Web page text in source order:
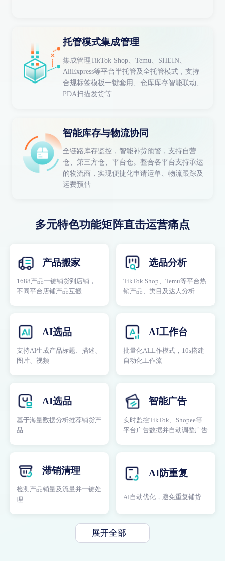
托管模式集成管理
集成管理TikTok Shop、Temu、SHEIN、
AliExpress等平台半托管及全托管模式，支持
合规标签模板一键套用、仓库库存智能联动、
PDA扫描发货等
智能库存与物流协同
全链路库存监控，智能补货预警，支持自营
仓、第三方仓、平台仓。整合各平台支持承运
的物流商，实现便捷化申请运单、物流跟踪及
运费预估
多元特色功能矩阵直击运营痛点
产品搬家
1688产品一键铺货到店铺，
不同平台店铺产品互搬
选品分析
TikTok Shop、Temu等平台热
销产品、类目及达人分析
AI选品
支持AI生成产品标题、描述、
图片、视频
AI工作台
批量化AI工作模式，10s搭建
自动化工作流
AI选品
基于海量数据分析推荐铺货产
品
智能广告
实时监控TikTok、Shopee等
平台广告数据并自动调整广告
滞销清理
检测产品销量及流量并一键处
理
AI防重复
AI自动优化，避免重复铺货
展开全部